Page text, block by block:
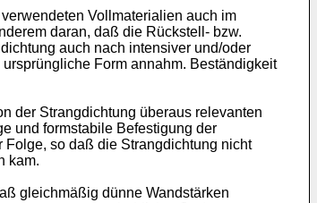
Vollmaterialien auch im
daran, daß die Rückstell- bzw.
auch nach intensiver und/oder
Form annahm. Beständigkeit
der Strangdichtung überaus relevanten
und formstabile Befestigung der
so daß die Strangdichtung nicht
kam.
gleichmäßig dünne Wandstärken